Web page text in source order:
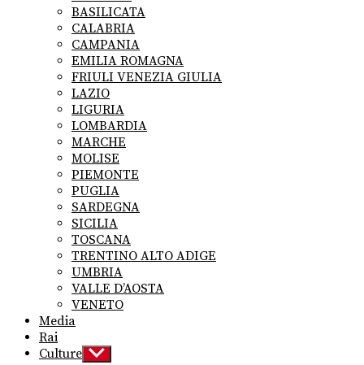
menu
BASILICATA
CALABRIA
CAMPANIA
EMILIA ROMAGNA
FRIULI VENEZIA GIULIA
LAZIO
LIGURIA
LOMBARDIA
MARCHE
MOLISE
PIEMONTE
PUGLIA
SARDEGNA
SICILIA
TOSCANA
TRENTINO ALTO ADIGE
UMBRIA
VALLE D’AOSTA
VENETO
Media
Rai
Culture Show